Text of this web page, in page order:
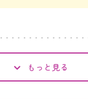
もっと見る